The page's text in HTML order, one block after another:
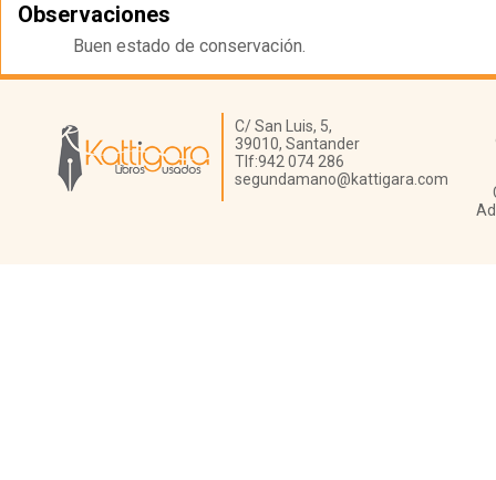
Observaciones
Buen estado de conservación.
Librería Kattigara
C/ San Luis, 5,
39010, Santander
Tlf:942 074 286
segundamano@kattigara.com